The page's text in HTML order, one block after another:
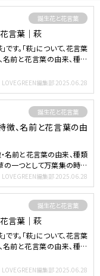
誕生花と花言葉
言葉｜萩
す。「萩」について、花言葉
名前と花言葉の由来、種類
LOVEGREEN編集部 2025.06.28
誕生花と花言葉
徴、名前と花言葉の由
名前と花言葉の由来、種類
の一つとして万葉集の時代
LOVEGREEN編集部 2025.06.28
誕生花と花言葉
言葉｜萩
す。「萩」について、花言葉
名前と花言葉の由来、種類
LOVEGREEN編集部 2025.06.28